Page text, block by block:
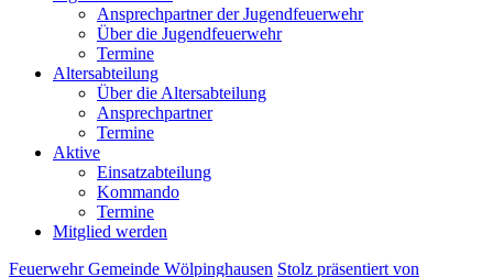
Ansprechpartner der Jugendfeuerwehr
Über die Jugendfeuerwehr
Termine
Altersabteilung
Über die Altersabteilung
Ansprechpartner
Termine
Aktive
Einsatzabteilung
Kommando
Termine
Mitglied werden
Feuerwehr Gemeinde Wölpinghausen Stolz präsentiert von